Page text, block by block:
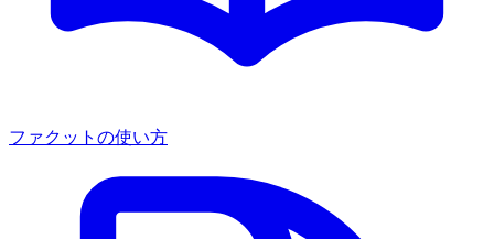
ファクットの使い方